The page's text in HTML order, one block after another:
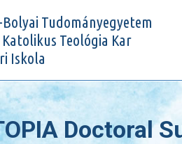
Bolyai Tudományegyetem
Katolikus Teológia Kar
Iskola
Doctoral
Oktatás